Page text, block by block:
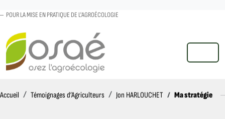
POUR LA MISE EN PRATIQUE DE L'AGROÉCOLOGIE
MENU
Accueil AccueilTémoignages d’Agriculteurs Jon HARLOUCHET Ma stratégie